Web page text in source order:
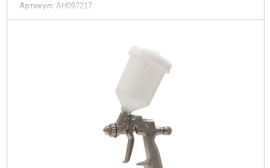
Артикул: AH097217
Код товара: 23.19.62
Подробнее...